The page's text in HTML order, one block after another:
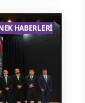
HABERLERI